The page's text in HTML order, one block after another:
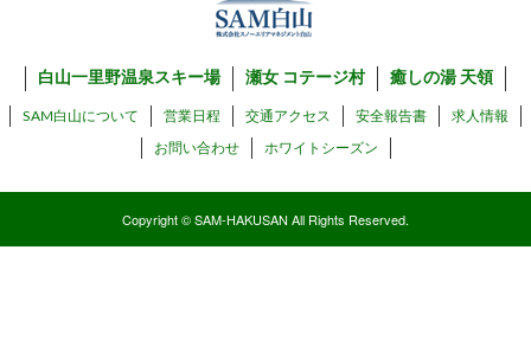
白山一里野温泉スキー場 瀬女 コテージ村 癒しの湯 天領
SAM白山について 営業日程 交通アクセス 安全報告書 求人情報
お問い合わせ ホワイトシーズン
Copyright © SAM-HAKUSAN All Rights Reserved.